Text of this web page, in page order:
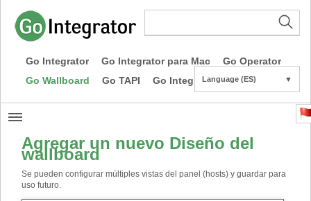
Go Integrator Go Integrator para Mac
Go Operator
Go Wallboard
Go TAPI Go Integrator CE
Language (ES) ▼
Agregar un nuevo Diseño del
wallboard
Se pueden configurar múltiples vistas del panel (hosts) y guardar para
uso futuro.